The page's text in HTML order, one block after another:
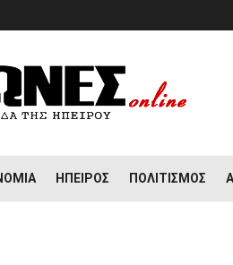
ΉΠΕΙΡΟΣ ΠΟΛΙΤΙΣΜΌΣ